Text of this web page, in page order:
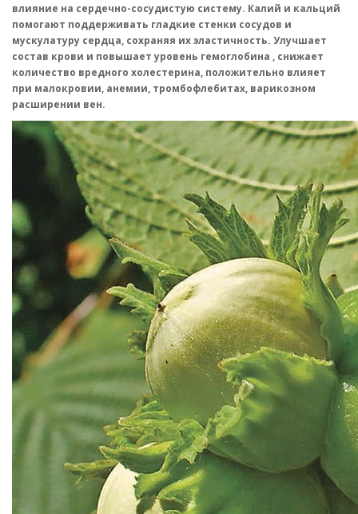
влияние на сердечно-сосудистую систему. Калий и кальций
помогают поддерживать гладкие стенки сосудов и
мускулатуру сердца, сохраняя их эластичность. Улучшает
состав крови и повышает уровень гемоглобина , снижает
количество вредного холестерина, положительно влияет
при малокровии, анемии, тромбофлебитах, варикозном
расширении вен.